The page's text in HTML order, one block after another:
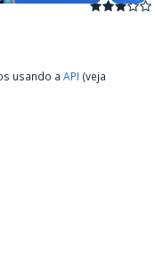
usando a API (veja